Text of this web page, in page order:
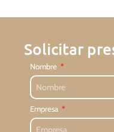
Solicitar
Nombre
Empresa